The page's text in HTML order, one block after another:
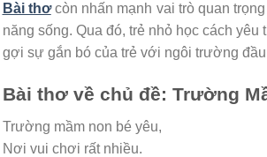
Bài thơcòn nhấn mạnh vai trò quan trọng
năng sống. Qua đó, trẻ nhỏ học cách
gợi sự gắn bó của trẻ với ngôi trường
Bài thơ về chủ đề: Trường
Trường mầm non bé yêu,
Nơi vui chơi rất nhiều.